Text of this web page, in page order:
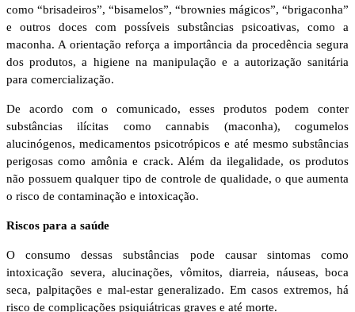
como “brisadeiros”, “bisamelos”, “brownies mágicos”, “brigaconha”
e outros doces com possíveis substâncias psicoativas, como a
maconha. A orientação reforça a importância da procedência segura
dos produtos, a higiene na manipulação e a autorização sanitária
para comercialização.
De acordo com o comunicado, esses produtos podem conter
substâncias ilícitas como cannabis (maconha), cogumelos
alucinógenos, medicamentos psicotrópicos e até mesmo substâncias
perigosas como amônia e crack. Além da ilegalidade, os produtos
não possuem qualquer tipo de controle de qualidade, o que aumenta
o risco de contaminação e intoxicação.
Riscos para a saúde
O consumo dessas substâncias pode causar sintomas como
intoxicação severa, alucinações, vômitos, diarreia, náuseas, boca
seca, palpitações e mal-estar generalizado. Em casos extremos, há
risco de complicações psiquiátricas graves e até morte.